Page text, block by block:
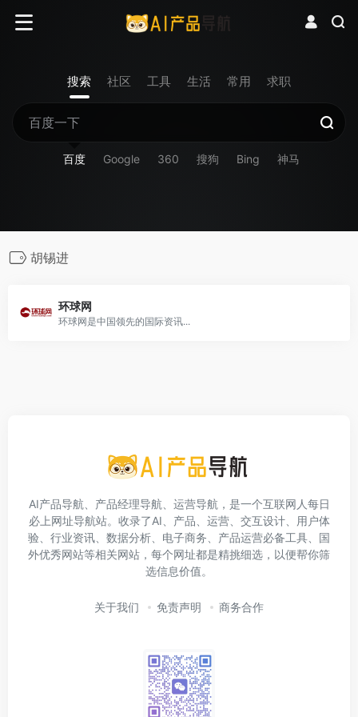
搜索 社区 工具 生活 常用 求职
百度 Google 360 搜狗 Bing 神马
胡锡进
环球网
环球网是中国领先的国际资讯...
AI产品导航、产品经理导航、运营导航，是一个互联网人每日
必上网址导航站。收录了AI、产品、运营、交互设计、用户体
验、行业资讯、数据分析、电子商务、产品运营必备工具、国
外优秀网站等相关网站，每个网址都是精挑细选，以便帮你筛
选信息价值。
关于我们 免责声明 商务合作